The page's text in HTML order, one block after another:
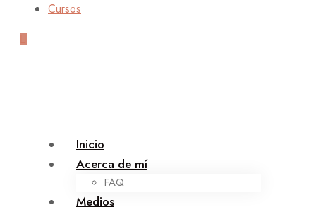
Cursos
Inicio
Acerca de mí
FAQ
Medios